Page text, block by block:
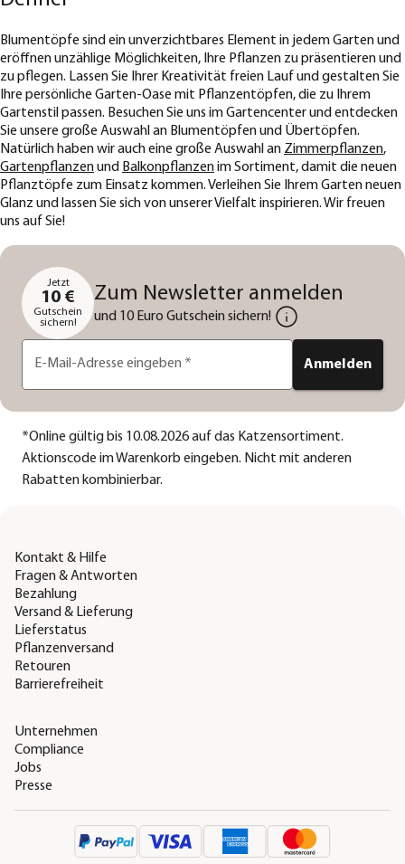
Blumentöpfe sind ein unverzichtbares Element in jedem Garten und
eröffnen unzählige Möglichkeiten, Ihre Pflanzen zu präsentieren und
zu pflegen. Lassen Sie Ihrer Kreativität freien Lauf und gestalten Sie
Ihre persönliche Garten-Oase mit Pflanzentöpfen, die zu Ihrem
Gartenstil passen. Besuchen Sie uns im Gartencenter und entdecken
Sie unsere große Auswahl an Blumentöpfen und Übertöpfen.
Natürlich haben wir auch eine große Auswahl an Zimmerpflanzen,
Gartenpflanzenund Balkonpflanzenim Sortiment, damit die neuen
Pflanztöpfe zum Einsatz kommen. Verleihen Sie Ihrem Garten neuen
Glanz und lassen Sie sich von unserer Vielfalt inspirieren. Wir freuen
uns auf Sie!
Jetzt
10 €
Gutschein
sichern!
Zum Newsletter anmelden
und 10 Euro Gutschein sichern!
E-Mail-Adresse eingeben * Anmelden
*Online gültig bis 10.08.2026 auf das Katzensortiment.
Aktionscode im Warenkorb eingeben. Nicht mit anderen
Rabatten kombinierbar.
Kontakt & Hilfe
Fragen & Antworten
Bezahlung
Versand & Lieferung
Lieferstatus
Pflanzenversand
Retouren
Barrierefreiheit
Unternehmen
Compliance
Jobs
Presse